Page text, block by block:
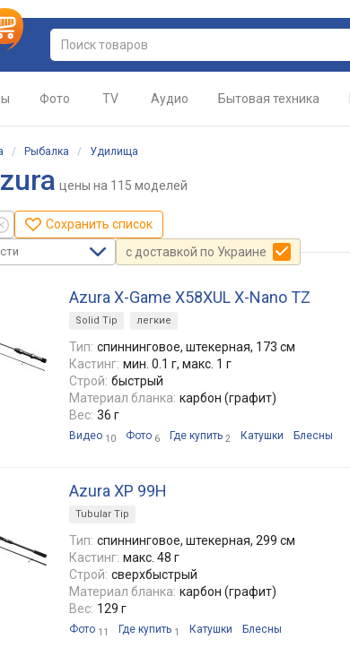
Фото TV Аудио Бытовая техника
/ Рыбалка / Удилища
цены на 115 моделей
Сохранить список
с доставкой по Украине
Azura X-Game X58XUL X-Nano TZ
Solid Tip легкие
Тип: спиннинговое, штекерная, 173 см
Кастинг: мин. 0.1 г, макс. 1 г
Строй: быстрый
Материал бланка: карбон (графит)
Вес: 36 г
Видео 10 Фото 6 Где купить 2 Катушки Блесны
Azura XP 99H
Tubular Tip
Тип: спиннинговое, штекерная, 299 см
Кастинг: макс. 48 г
Строй: сверхбыстрый
Материал бланка: карбон (графит)
Вес: 129 г
Фото 11 Где купить 1 Катушки Блесны